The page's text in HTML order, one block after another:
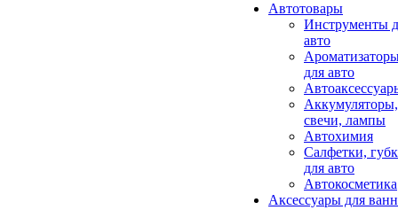
Автотовары
Инструменты
авто
для авто
Аккумуляторы,
свечи, лампы
Автохимия
Салфетки,
для авто
Автокосметика
Аксессуары для